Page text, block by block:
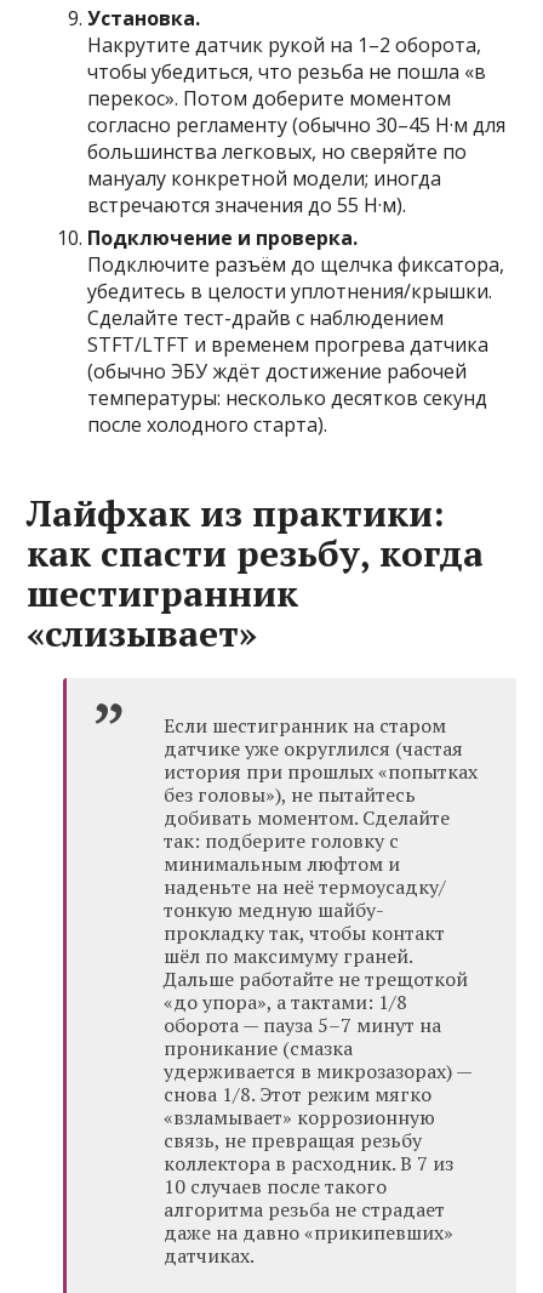
Установка.
Накрутите датчик рукой на 1–2 оборота,
чтобы убедиться, что резьба не пошла «в
перекос». Потом доберите моментом
согласно регламенту (обычно 30–45 Н·м для
большинства легковых, но сверяйте по
мануалу конкретной модели; иногда
встречаются значения до 55 Н·м).
Подключение и проверка.
Подключите разъём до щелчка фиксатора,
убедитесь в целости уплотнения/крышки.
Сделайте тест-драйв с наблюдением
STFT/LTFT и временем прогрева датчика
(обычно ЭБУ ждёт достижение рабочей
температуры: несколько десятков секунд
после холодного старта).
Лайфхак из практики:
как спасти резьбу, когда
шестигранник
«слизывает»
Если шестигранник на старом
датчике уже округлился (частая
история при прошлых «попытках
без головы»), не пытайтесь
добивать моментом. Сделайте
так: подберите головку с
минимальным люфтом и
наденьте на неё термоусадку/
тонкую медную шайбу-
прокладку так, чтобы контакт
шёл по максимуму граней.
Дальше работайте не трещоткой
«до упора», а тактами: 1/8
оборота — пауза 5–7 минут на
проникание (смазка
удерживается в микрозазорах) —
снова 1/8. Этот режим мягко
«взламывает» коррозионную
связь, не превращая резьбу
коллектора в расходник. В 7 из
10 случаев после такого
алгоритма резьба не страдает
даже на давно «прикипевших»
датчиках.